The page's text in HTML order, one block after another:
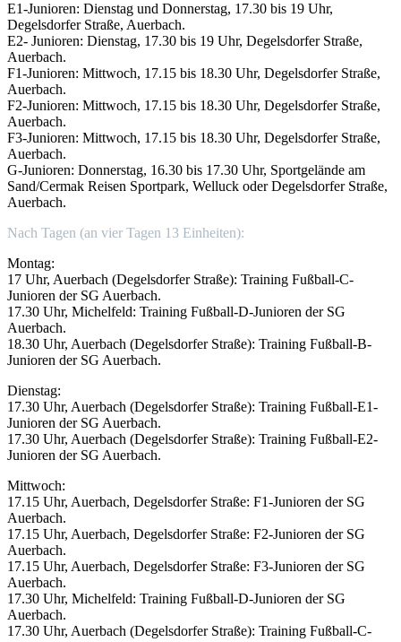
E1-Junioren: Dienstag und Donnerstag, 17.30 bis 19 Uhr,
Degelsdorfer Straße, Auerbach.
E2- Junioren: Dienstag, 17.30 bis 19 Uhr, Degelsdorfer Straße,
Auerbach.
F1-Junioren: Mittwoch, 17.15 bis 18.30 Uhr, Degelsdorfer Straße,
Auerbach.
F2-Junioren: Mittwoch, 17.15 bis 18.30 Uhr, Degelsdorfer Straße,
Auerbach.
F3-Junioren: Mittwoch, 17.15 bis 18.30 Uhr, Degelsdorfer Straße,
Auerbach.
G-Junioren: Donnerstag, 16.30 bis 17.30 Uhr, Sportgelände am
Sand/Cermak Reisen Sportpark, Welluck oder Degelsdorfer Straße,
Auerbach.
Nach Tagen (an vier Tagen 13 Einheiten):
Montag:
17 Uhr, Auerbach (Degelsdorfer Straße): Training Fußball-C-
Junioren der SG Auerbach.
17.30 Uhr, Michelfeld: Training Fußball-D-Junioren der SG
Auerbach.
18.30 Uhr, Auerbach (Degelsdorfer Straße): Training Fußball-B-
Junioren der SG Auerbach.
Dienstag:
17.30 Uhr, Auerbach (Degelsdorfer Straße): Training Fußball-E1-
Junioren der SG Auerbach.
17.30 Uhr, Auerbach (Degelsdorfer Straße): Training Fußball-E2-
Junioren der SG Auerbach.
Mittwoch:
17.15 Uhr, Auerbach, Degelsdorfer Straße: F1-Junioren der SG
Auerbach.
17.15 Uhr, Auerbach, Degelsdorfer Straße: F2-Junioren der SG
Auerbach.
17.15 Uhr, Auerbach, Degelsdorfer Straße: F3-Junioren der SG
Auerbach.
17.30 Uhr, Michelfeld: Training Fußball-D-Junioren der SG
Auerbach.
17.30 Uhr, Auerbach (Degelsdorfer Straße): Training Fußball-C-